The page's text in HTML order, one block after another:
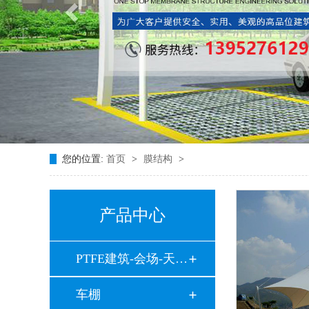
您的位置: 首页 > 膜结构 >
产品中心
PTFE建筑-会场-天井…
车棚